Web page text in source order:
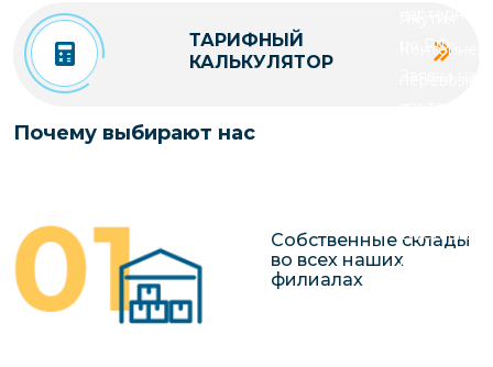
по РФ
Доставка
ТАРИФНЫЙ
КАЛЬКУЛЯТОР
Почему выбирают нас
Собственные склады
во всех наших
филиалах